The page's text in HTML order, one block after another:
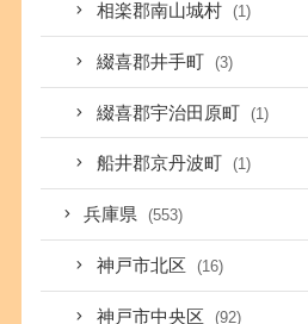
相楽郡南山城村 (1)
綴喜郡井手町 (3)
綴喜郡宇治田原町 (1)
船井郡京丹波町 (1)
兵庫県 (553)
神戸市北区 (16)
神戸市中央区 (92)